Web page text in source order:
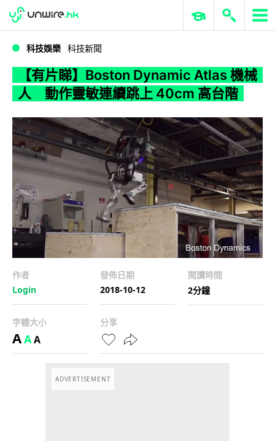
WWDC 2026 ERP 與商業 AI
科技娛樂 科技新聞
【有片睇】Boston Dynamic Atlas 機械
人 動作靈敏連續跳上 40cm 高台階
作者
Login
發佈日期
2018-10-12
閱讀時間
2分鐘
字體大小
AAA
分享
ADVERTISEMENT